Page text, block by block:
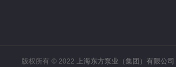
版权所有 © 2022 上海东方泵业（集团）有限公司